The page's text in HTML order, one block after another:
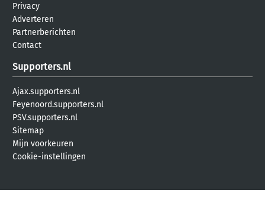
Privacy
Adverteren
Partnerberichten
Contact
Supporters.nl
Ajax.supporters.nl
Feyenoord.supporters.nl
PSV.supporters.nl
Sitemap
Mijn voorkeuren
Cookie-instellingen